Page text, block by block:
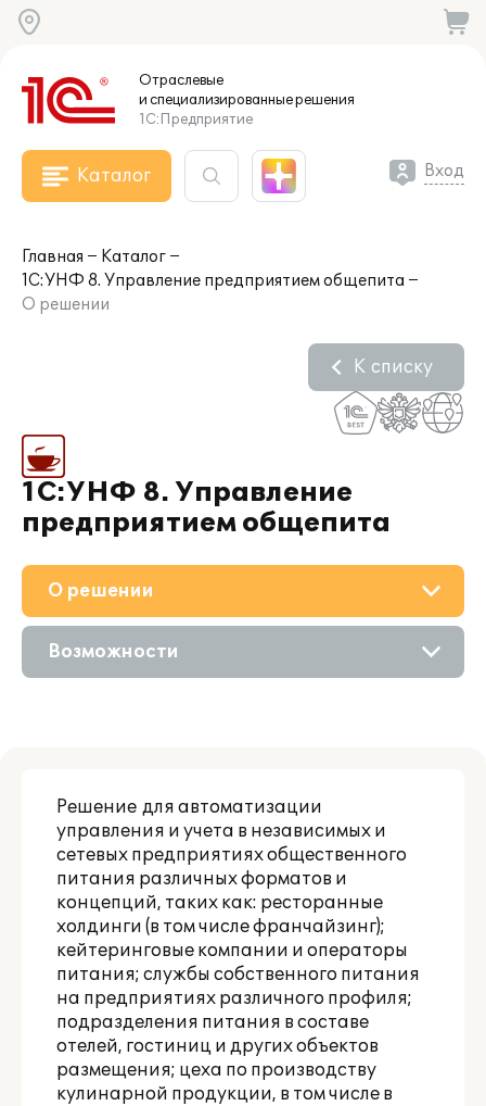
Отраслевые
и специализированныерешения
1С:Предприятие
Каталог Вход
Главная
Каталог
1С:УНФ 8. Управление предприятием общепита
О решении
1С:УНФ 8. Управление
предприятием общепита
К списку
О решении
Приобретение
Партнерам
Возможности
Сравнение версий
Решение для автоматизации
управления и учета в независимых и
сетевых предприятиях общественного
питания различных форматов и
концепций, таких как: ресторанные
холдинги (в том числе франчайзинг);
кейтеринговые компании и операторы
питания; службы собственного питания
на предприятиях различного профиля;
подразделения питания в составе
отелей, гостиниц и других объектов
размещения; цеха по производству
кулинарной продукции, в том числе в